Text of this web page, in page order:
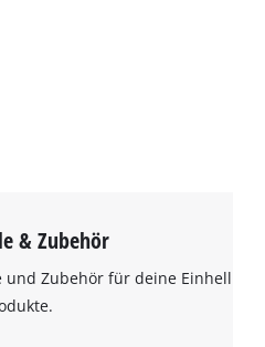
& Zubehör
und Zubehör für deine Einhell